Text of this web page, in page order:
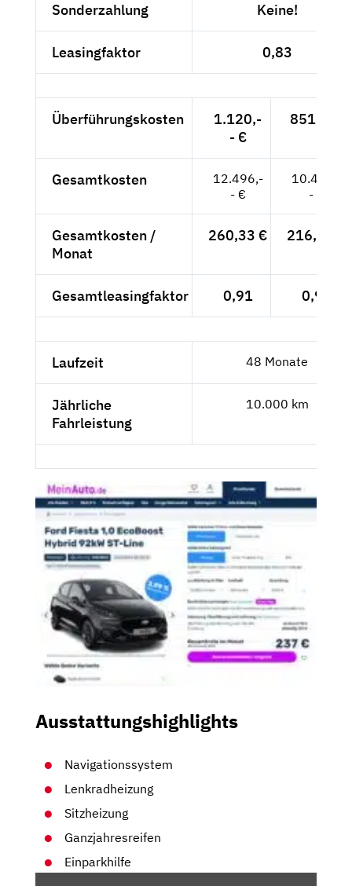
Sonderzahlung Keine!
Leasingfaktor 0,83
Überführungskosten
1.120,-
- €
851,-- €
Gesamtkosten
12.496,-
- €
10.403,-
- €
Gesamtkosten /
Monat
260,33 € 216,73 €
Gesamtleasingfaktor 0,91 0,90
Laufzeit 48 Monate
Jährliche
Fahrleistung
10.000 km
Ausstattungshighlights
Navigationssystem
Lenkradheizung
Sitzheizung
Ganzjahresreifen
Einparkhilfe